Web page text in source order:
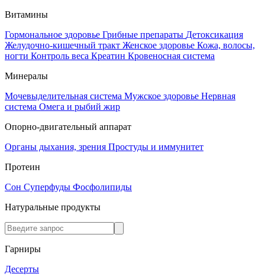
Витамины
Гормональное здоровье Грибные препараты Детоксикация
Желудочно-кишечный тракт Женское здоровье Кожа, волосы,
ногти Контроль веса Креатин Кровеносная система
Минералы
Мочевыделительная система Мужское здоровье Нервная
система Омега и рыбий жир
Опорно-двигательный аппарат
Органы дыхания, зрения Простуды и иммунитет
Протеин
Сон Суперфуды Фосфолипиды
Натуральные продукты
Гарниры
Десерты